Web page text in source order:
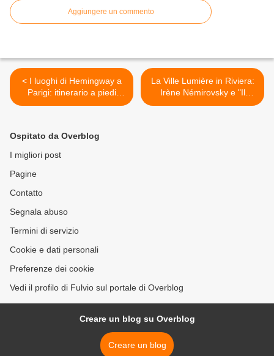
Aggiungere un commento
< I luoghi di Hemingway a
Parigi: itinerario a piedi
nella "Festa Mobile" degli
La Ville Lumière in Riviera:
Irène Némirovsky e "Il
carnevale di Nizza" >
Ospitato da Overblog
I migliori post
Pagine
Contatto
Segnala abuso
Termini di servizio
Cookie e dati personali
Preferenze dei cookie
Vedi il profilo di Fulvio sul portale di Overblog
Creare un blog su Overblog
Creare un blog